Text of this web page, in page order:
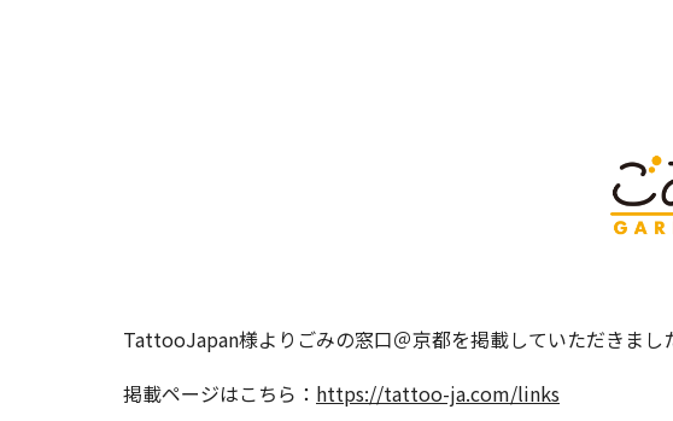
TattooJapan様よりごみの窓口＠京都を掲載していただきまし
掲載ページはこちら： https://tattoo-ja.com/links